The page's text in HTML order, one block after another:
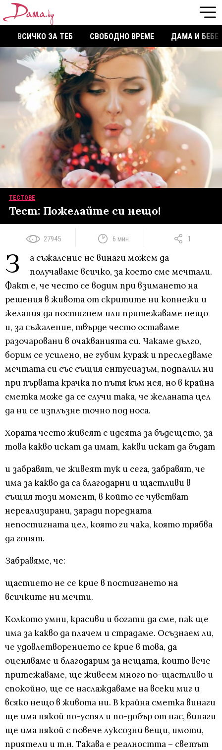
ВСИЧКО ЗА ТЕБ СВОБОДНО ВРЕМЕ ДАМА И БЕБЕ
ТЕСТОВЕ
Тест: Пожелайте си нещо!
27945 6 мин 1
З
а съжаление не винаги можем да
получаваме всичко, за което сме мечтали.
Факт е, че често се водим при взимането на
решения в живота от скритите ни копнежи и
желания да постигнем или притежаваме нещо
и, за съжаление, твърде често оставаме
разочаровани в очакванията си. Чакаме дълго,
борим се усилено, не губим кураж и преследваме
мечтата си със същия ентусиазъм, подпалил ни
при първата крачка по пътя към нея, но в крайна
сметка може да се случи така, че желаната цел
да ни се изплъзне точно под носа.
Хората често живеят с идеята за бъдещето, за
това какво искат да имат, какви искат да бъдат
и забравят, че живеят тук и сега, забравят, че
има за какво да са благодарни и щастливи в
същия този момент, в който се чувстват
нереализирани, заради поредната
непостигната цел, която ги чака, която трябва
да гонят.
Забравяме, че:
щастието не се крие в постигането на
всичките ни мечти.
Колкото умни, красиви и богати да сме, пак ще
има за какво да плачем и страдаме. Осъзнаем ли,
че удовлетворението се крие в това, да
оценяваме и благодарим за нещата, които вече
притежаваме, ще живеем много по-щастливо и
спокойно, ще се наслаждаваме на всеки миг и
всяко нещо в живота ни. В крайна сметка винаги
ще има някой по-успял и по-добър от нас, винаги
ще има някой с повече луксозни вещи, имоти,
приятели и т.н. Такава е реалността – светът